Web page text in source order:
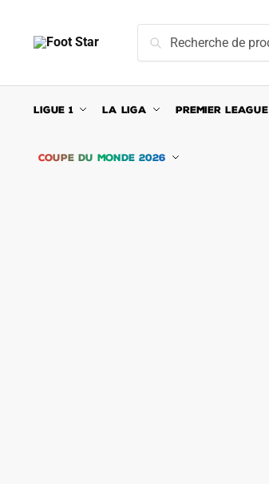
navigation
content
pour :
Recherche
LIGUE 1 LA LIGA PREMIER LEAGUE
COUPE DU MONDE 2026